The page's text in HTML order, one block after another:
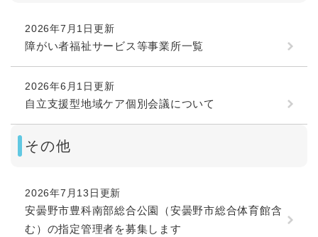
2026年7月1日更新
障がい者福祉サービス等事業所一覧
2026年6月1日更新
自立支援型地域ケア個別会議について
その他
2026年7月13日更新
安曇野市豊科南部総合公園（安曇野市総合体育館含
む）の指定管理者を募集します